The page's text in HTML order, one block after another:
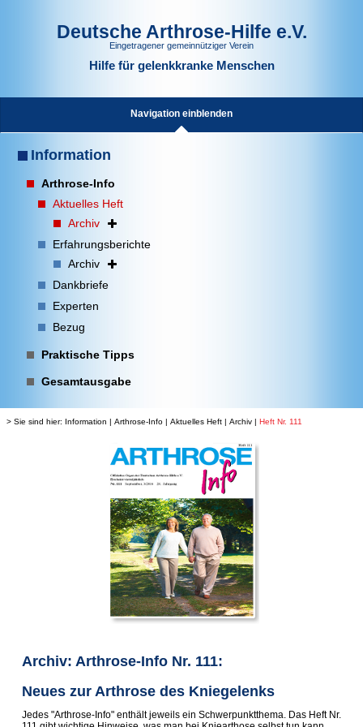
Deutsche Arthrose-Hilfe e.V.
Eingetragener gemeinnütziger Verein
Hilfe für gelenkkranke Menschen
Navigation einblenden
Information
Arthrose-Info
Aktuelles Heft
Archiv
Erfahrungsberichte
Archiv
Dankbriefe
Experten
Bezug
Praktische Tipps
Gesamtausgabe
> Sie sind hier: Information | Arthrose-Info | Aktuelles Heft | Archiv | Heft Nr. 111
Archiv: Arthrose-Info Nr. 111:
Neues zur Arthrose des Kniegelenks
Jedes "Arthrose-Info" enthält jeweils ein Schwerpunktthema. Das Heft Nr.